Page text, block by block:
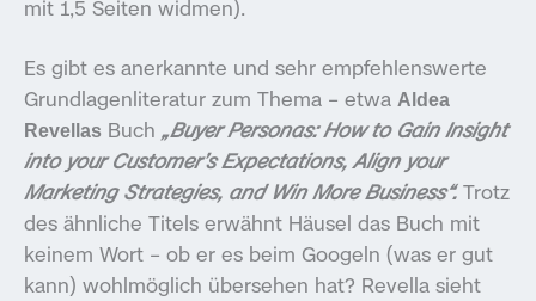
mit 1,5 Seiten widmen).
Es gibt es anerkannte und sehr empfehlenswerte
Grundlagenliteratur zum Thema – etwa Aldea
Revellas Buch „Buyer Personas: How to Gain Insight
into your Customer’s Expectations, Align your
Marketing Strategies, and Win More Business“.Trotz
des ähnliche Titels erwähnt Häusel das Buch mit
keinem Wort – ob er es beim Googeln (was er gut
kann) wohlmöglich übersehen hat? Revella sieht